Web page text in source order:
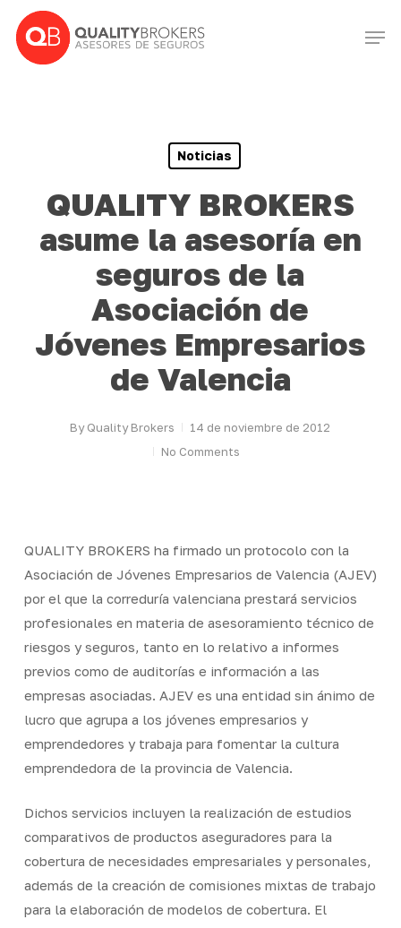
main
Noticias
QUALITY BROKERS
asume la asesoría en
seguros de la
Asociación de
Jóvenes Empresarios
de Valencia
By Quality Brokers
14 de noviembre de 2012
No Comments
QUALITY BROKERS ha firmado un protocolo con la
Asociación de Jóvenes Empresarios de Valencia (AJEV)
por el que la correduría valenciana prestará servicios
profesionales en materia de asesoramiento técnico de
riesgos y seguros, tanto en lo relativo a informes
previos como de auditorías e información a las
empresas asociadas. AJEV es una entidad sin ánimo de
lucro que agrupa a los jóvenes empresarios y
emprendedores y trabaja para fomentar la cultura
emprendedora de la provincia de Valencia.
Dichos servicios incluyen la realización de estudios
comparativos de productos aseguradores para la
cobertura de necesidades empresariales y personales,
además de la creación de comisiones mixtas de trabajo
para la elaboración de modelos de cobertura. El